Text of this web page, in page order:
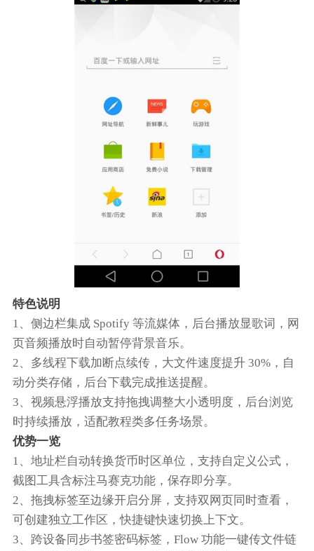
特色说明
1、侧边栏集成 Spotify 等流媒体，后台播放显歌词，网
页音频播放时自动暂停背景音乐。
2、多线程下载加断点续传，大文件速度提升 30%，自
动分类存储，后台下载完成推送提醒。
3、视频悬浮播放支持拖拽调整大小透明度，后台浏览
时持续播放，适配教程类多任务场景。
优势一览
1、地址栏自动转换货币时区单位，支持自定义公式，
截图工具含标注马赛克功能，保存即分享。
2、拖拽标签至边缘开启分屏，支持双网页同时查看，
可创建独立工作区，快捷键快速切换上下文。
3、跨设备同步书签密码标签，Flow 功能一键传文件链